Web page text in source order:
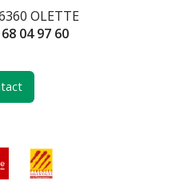
OLETTE
04 97 60